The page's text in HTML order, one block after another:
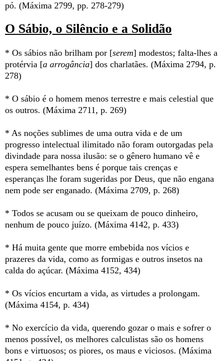
pó. (Máxima 2799, pp. 278-279)
O Sábio, o Silêncio e a Solidão
* Os sábios não brilham por [serem] modestos; falta-lhes a
protérvia [a arrogância] dos charlatães. (Máxima 2794, p.
278)
* O sábio é o homem menos terrestre e mais celestial que
os outros. (Máxima 2711, p. 269)
* As noções sublimes de uma outra vida e de um
progresso intelectual ilimitado não foram outorgadas pela
divindade para nossa ilusão: se o gênero humano vê e
espera semelhantes bens é porque tais crenças e
esperanças lhe foram sugeridas por Deus, que não engana
nem pode ser enganado. (Máxima 2709, p. 268)
* Todos se acusam ou se queixam de pouco dinheiro,
nenhum de pouco juízo. (Máxima 4142, p. 433)
* Há muita gente que morre embebida nos vícios e
prazeres da vida, como as formigas e outros insetos na
calda do açúcar. (Máxima 4152, 434)
* Os vícios encurtam a vida, as virtudes a prolongam.
(Máxima 4154, p. 434)
* No exercício da vida, querendo gozar o mais e sofrer o
menos possível, os melhores calculistas são os homens
bons e virtuosos; os piores, os maus e viciosos. (Máxima